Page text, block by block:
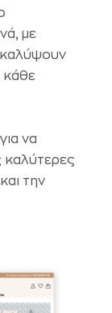
με
καλύψουν
κάθε
να
καλύτερες
την